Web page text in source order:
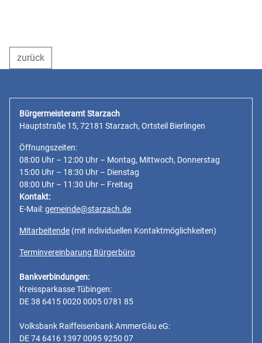
zurück
Bürgermeisteramt Starzach
Hauptstraße 15, 72181 Starzach, Ortsteil Bierlingen
Öffnungszeiten:
08:00 Uhr – 12:00 Uhr – Montag, Mittwoch, Donnerstag
15:00 Uhr – 18:30 Uhr – Dienstag
08:00 Uhr – 11:30 Uhr – Freitag
Kontakt:
E-Mail:gemeinde@starzach.de
Mitarbeitende (mit individuellen Kontaktmöglichkeiten)
Terminvereinbarung Bürgerbüro
Bankverbindungen:
Kreissparkasse Tübingen:
DE 38 6415 0020 0005 0781 85
Volksbank Raiffeisenbank AmmerGäu eG:
DE 74 6416 1397 0095 9250 07